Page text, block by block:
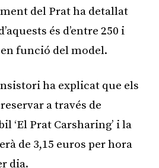
del Prat ha detallat
és d’entre 250 i
funció del model.
ha explicat que els
a través de
‘El Prat Carsharing’ i la
de 3,15 euros per hora
dia.